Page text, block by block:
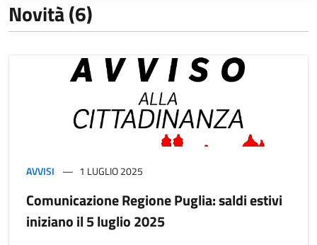
Novità (6)
AVVISI 1 LUGLIO 2025
Comunicazione Regione Puglia: saldi estivi
iniziano il 5 luglio 2025